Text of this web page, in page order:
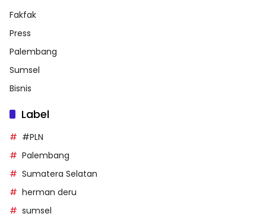
Fakfak
Press
Palembang
Sumsel
Bisnis
Label
#PLN
Palembang
Sumatera Selatan
herman deru
sumsel